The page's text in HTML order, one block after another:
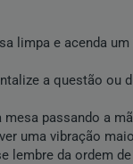
limpa e acenda
a questão ou
mesa passando a
uma vibração
lembre da ordem